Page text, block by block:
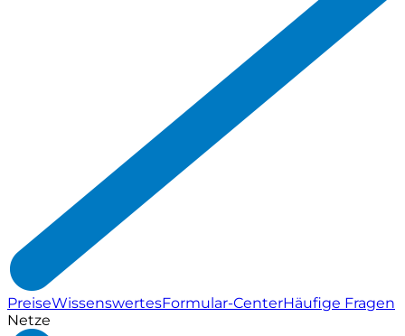
PreiseWissenswertesFormular-CenterHäufige Fragen
Netze